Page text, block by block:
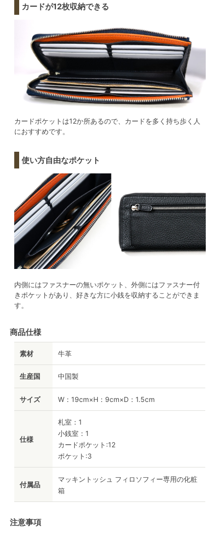
カードが12枚収納できる
カードポケットは12か所あるので、カードを多く持ち歩く人
におすすめです。
使い方自由なポケット
内側にはファスナーの無いポケット、外側にはファスナー付
きポケットがあり、好きな方に小銭を収納することができま
す。
商品仕様
素材 牛革
生産国 中国製
サイズ W：19cm×H：9cm×D：1.5cm
仕様
札室：1
小銭室：1
カードポケット:12
ポケット:3
付属品
マッキントッシュ フィロソフィー専用の化粧
箱
注意事項